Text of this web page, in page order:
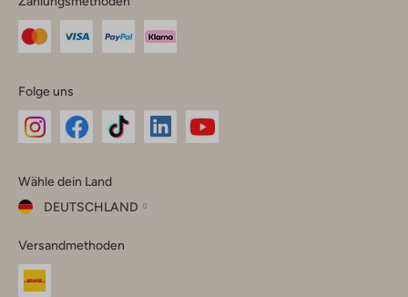
Folge uns
Instagram
Facebook
TikTok
Wähle dein Land
DEUTSCHLAND
dein
Land
Versandmethoden